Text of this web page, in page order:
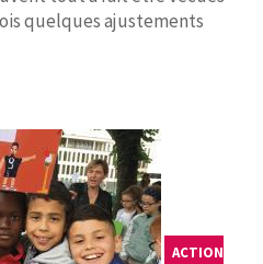
quelques ajustements
ACTION